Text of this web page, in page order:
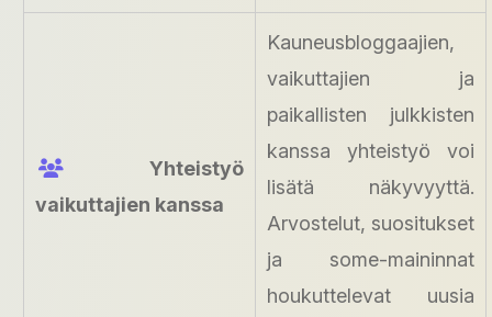
Yhteistyö
vaikuttajien kanssa
Kauneusbloggaajien,
vaikuttajien ja
paikallisten julkkisten
kanssa yhteistyö voi
lisätä näkyvyyttä.
Arvostelut, suositukset
ja some-maininnat
houkuttelevat uusia